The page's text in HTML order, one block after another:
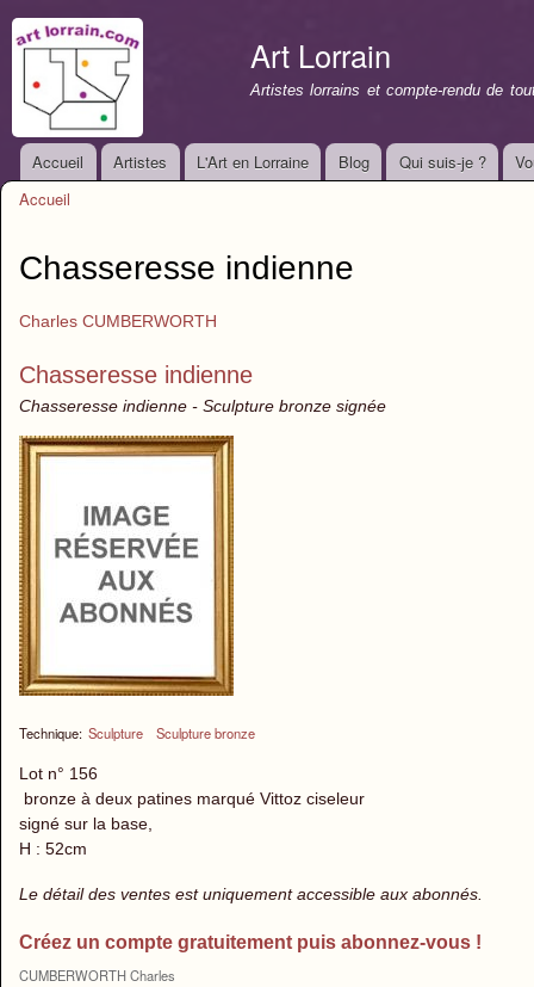
Art Lorrain
Artistes lorrains et compte-rendu de
Menu principal
Accueil Artistes L'Art en Lorraine Blog Qui suis-je ?
Accueil
Chasseresse indienne
Charles CUMBERWORTH
Chasseresse indienne
Chasseresse indienne - Sculpture bronze signée
Technique: Sculpture Sculpture bronze
Lot n° 156
bronze à deux patines marqué Vittoz ciseleur
signé sur la base,
H : 52cm
Le détail des ventes est uniquement accessible aux abonnés.
Créez un compte gratuitement puis abonnez-vous !
CUMBERWORTH Charles